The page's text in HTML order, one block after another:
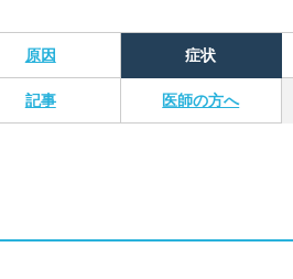
原因 症状
記事 医師の方へ